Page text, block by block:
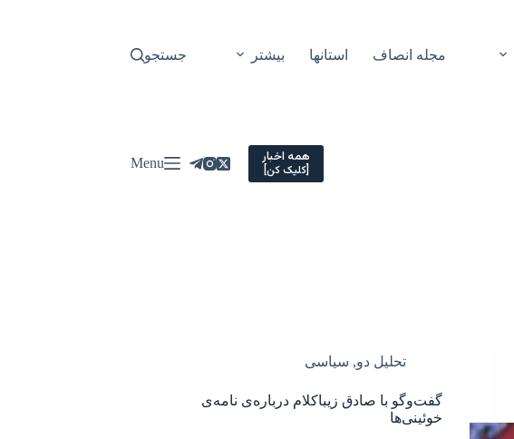
مجله انصاف استانها بیشتر جستجو
همه اخبار
[کلیک کن] Menu
تحلیل دو, سیاسی
گفت‌وگو با صادق زیباکلام درباره‌ی نامه‌ی
خوئینی‌ها